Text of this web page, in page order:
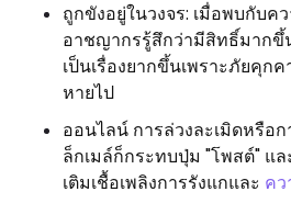
ถูกขังอยู่ในวงจร: เมื่อพบกับค
อาชญากรรู้สึกว่ามีสิทธิ์มากขึ้
เป็นเรื่องยากขึ้นเพราะภัยคุ
หายไป
ออนไลน์ การล่วงละเมิดหรือก
ล็กเมล์ก็กระทบปุ่ม "โพสต์" แ
เติมเชื้อเพลิงการรังแกและ ค